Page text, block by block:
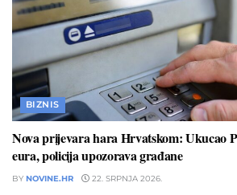
BIZNIS
Nova prijevara hara Hrvatskom: Ukucao
eura, policija upozorava građane
BY NOVINE.HR 22. SRPNJA 2026.